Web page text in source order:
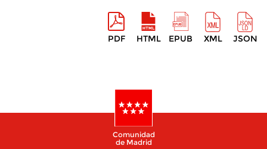
PDF HTML EPUB XML JSON
Comunidad
de Madrid